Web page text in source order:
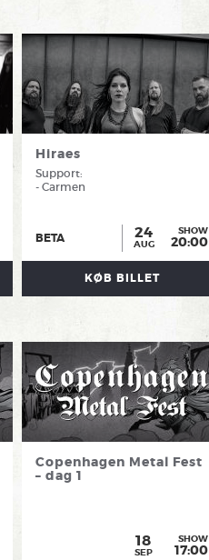
Hiraes
Support:
- Carmen
BETA 24
AUG
SHOW
20:00
KØB BILLET
Copenhagen Metal Fest
– dag 1
18
SEP
SHOW
17:00